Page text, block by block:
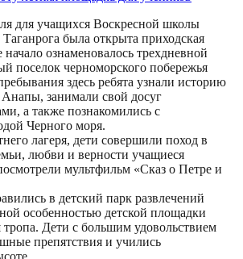
для учащихся Воскресной школы
была открыта приходская
ознаменовалось трехдневной
поселок черноморского побережья
здесь ребята узнали историю
занимали свой досуг
а также познакомились с
Черного моря.
лагеря, дети совершили поход в
любви и верности учащиеся
мультфильм «Сказ о Петре и
в детский парк развлечений
особенностью детской площадки
тропа. Дети с большим удовольствием
препятствия и учились